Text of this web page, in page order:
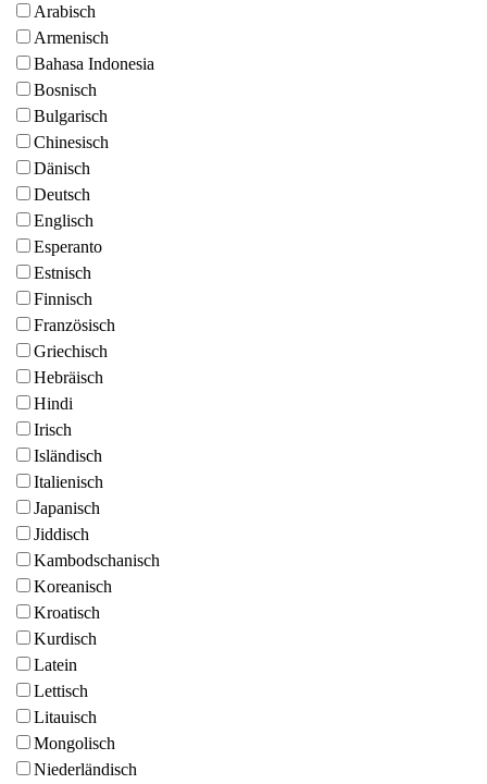
Arabisch
Armenisch
Bahasa Indonesia
Bosnisch
Bulgarisch
Chinesisch
Dänisch
Deutsch
Englisch
Esperanto
Estnisch
Finnisch
Französisch
Griechisch
Hebräisch
Hindi
Irisch
Isländisch
Italienisch
Japanisch
Jiddisch
Kambodschanisch
Koreanisch
Kroatisch
Kurdisch
Latein
Lettisch
Litauisch
Mongolisch
Niederländisch